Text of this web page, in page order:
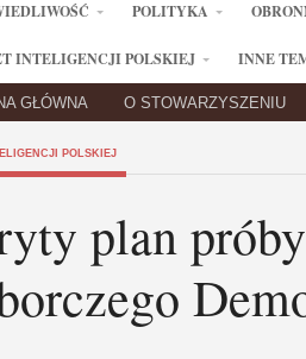
POLITYKA
INTELIGENCJI POLSKIEJ INNE
GŁÓWNA O STOWARZYSZENIU
POLSKIEJ
plan